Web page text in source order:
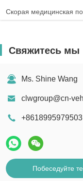
Скорая медицинская
Свяжитесь мы
Ms. Shine Wang
clwgroup@cn-
+8618995979503
Побеседуйте